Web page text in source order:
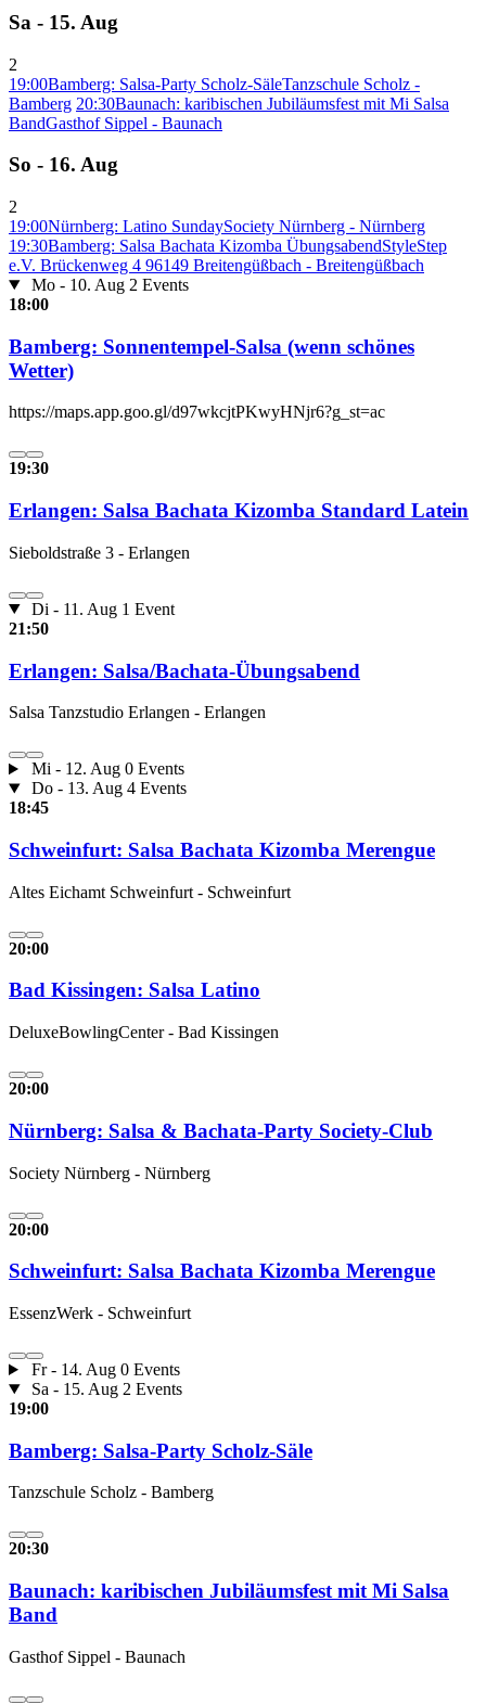
Sa - 15. Aug
2
19:00Bamberg: Salsa-Party Scholz-SäleTanzschule Scholz -
Bamberg 20:30Baunach: karibischen Jubiläumsfest mit Mi Salsa
BandGasthof Sippel - Baunach
So - 16. Aug
2
19:00Nürnberg: Latino SundaySociety Nürnberg - Nürnberg
19:30Bamberg: Salsa Bachata Kizomba ÜbungsabendStyleStep
e.V. Brückenweg 4 96149 Breitengüßbach - Breitengüßbach
Mo - 10. Aug 2 Events
18:00
Bamberg: Sonnentempel-Salsa (wenn schönes
Wetter)
https://maps.app.goo.gl/d97wkcjtPKwyHNjr6?g_st=ac
19:30
Erlangen: Salsa Bachata Kizomba Standard Latein
Sieboldstraße 3 - Erlangen
Di - 11. Aug 1 Event
21:50
Erlangen: Salsa/Bachata-Übungsabend
Salsa Tanzstudio Erlangen - Erlangen
Mi - 12. Aug 0 Events
Do - 13. Aug 4 Events
18:45
Schweinfurt: Salsa Bachata Kizomba Merengue
Altes Eichamt Schweinfurt - Schweinfurt
20:00
Bad Kissingen: Salsa Latino
DeluxeBowlingCenter - Bad Kissingen
20:00
Nürnberg: Salsa & Bachata-Party Society-Club
Society Nürnberg - Nürnberg
20:00
Schweinfurt: Salsa Bachata Kizomba Merengue
EssenzWerk - Schweinfurt
Fr - 14. Aug 0 Events
Sa - 15. Aug 2 Events
19:00
Bamberg: Salsa-Party Scholz-Säle
Tanzschule Scholz - Bamberg
20:30
Baunach: karibischen Jubiläumsfest mit Mi Salsa
Band
Gasthof Sippel - Baunach